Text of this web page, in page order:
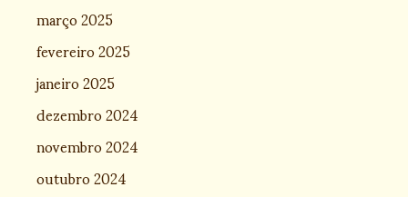
março 2025
fevereiro 2025
janeiro 2025
dezembro 2024
novembro 2024
outubro 2024